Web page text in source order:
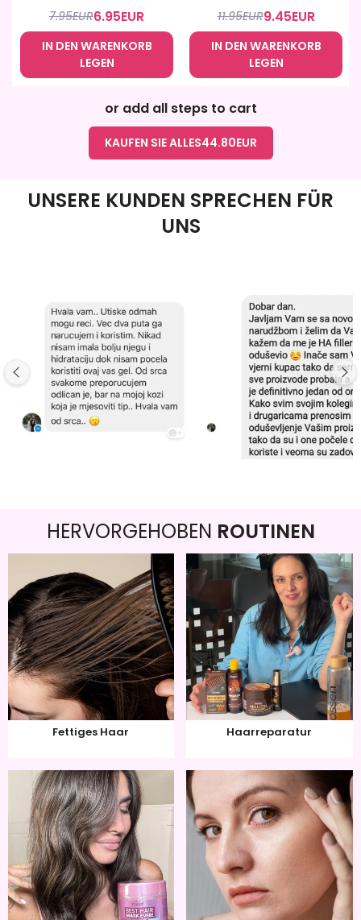
7.95EUR6.95EUR
IN DEN WARENKORB
LEGEN
11.95EUR9.45EUR
IN DEN WARENKORB
LEGEN
or add all steps to cart
KAUFEN SIE ALLES44.80EUR
UNSERE KUNDEN SPRECHEN FÜR
UNS
HERVORGEHOBEN ROUTINEN
Fettiges Haar Haarreparatur